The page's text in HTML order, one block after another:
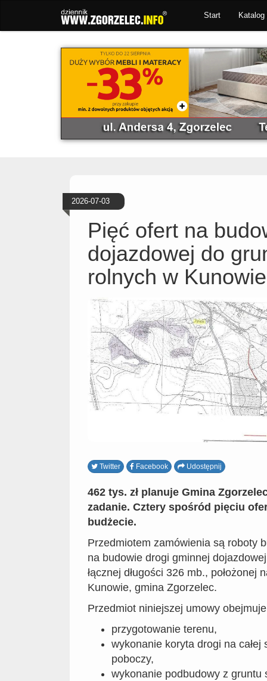
Start Katalog
2026-07-03
Pięć ofert na
dojazdowej do
rolnych w Kunowie
Twitter Facebook Udostępnij
462 tys. zł planuje Gmina
zadanie. Cztery spośród pięciu
budżecie.
Przedmiotem zamówienia są roboty
na budowie drogi gminnej
łącznej długości 326 mb., położonej
Kunowie, gmina Zgorzelec.
Przedmiot niniejszej umowy
przygotowanie terenu,
wykonanie koryta drogi na całej
poboczy,
wykonanie podbudowy z gruntu